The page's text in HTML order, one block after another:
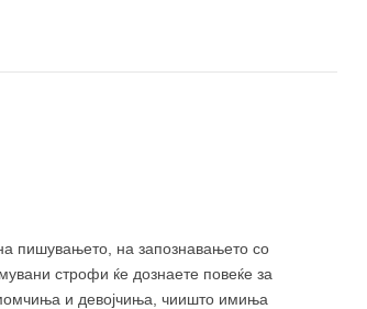
пишувањето, на запознавањето со
строфи ќе дознаете повеќе за
и девојчиња, чиишто имиња